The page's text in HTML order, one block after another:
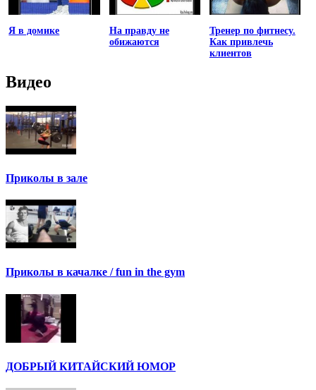
Я в домике
На правду не
обижаются
Тренер по фитнесу.
Как привлечь
клиентов
Видео
Приколы в зале
Приколы в качалке / fun in the gym
ДОБРЫЙ КИТАЙСКИЙ ЮМОР